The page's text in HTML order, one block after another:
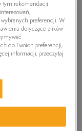
RIVER
tym rekomendacji
preferencji. W
dotyczące plików
do Twoich preferencji,
informacji, przeczytaj